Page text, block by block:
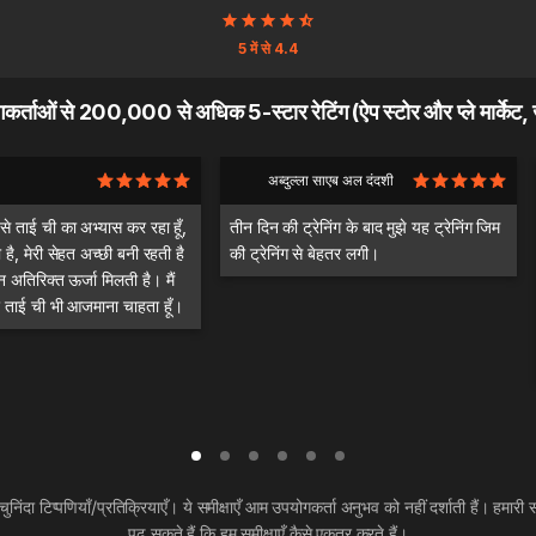
5 में से 4.4
से 200,000 से अधिक 5-स्टार रेटिंग (ऐप स्टोर और प्ले
ताई ची का अभ्यास कर रहा हूँ,
है, मेरी सेहत अच्छी बनी रहती है
ऊर्जा मिलती है। मैं
ची भी आजमाना चाहता हूँ।
अब्दुल्ला साएब अल दंदशी
तीन दिन की ट्रेनिंग के बाद मुझे यह ट्रेनिंग जिम
की ट्रेनिंग से बेहतर लगी।
टिप्पणियाँ/प्रतिक्रियाएँ। ये समीक्षाएँ आम उपयोगकर्ता अनुभव को नहीं दर्शाती हैं। हमारी